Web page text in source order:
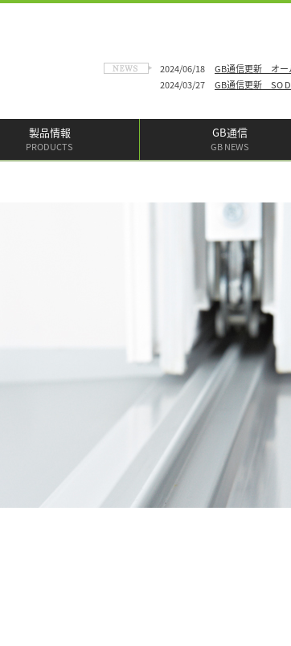
2024/06/18 GB通信更新 オー
2024/03/27
GB通信更新 SO
製品情報
PRODUCTS
GB通信
GB NEWS